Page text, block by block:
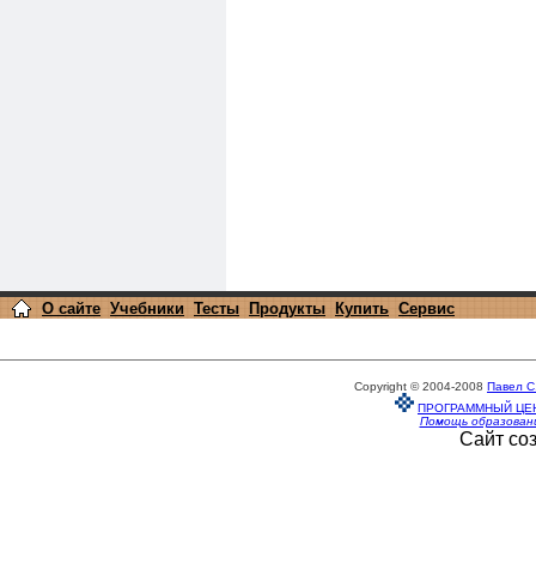
О сайте Учебники Тесты Продукты Купить Сервис
Copyright © 2004-2008 Павел
ПРОГРАММНЫЙ
Помощь
Сайт